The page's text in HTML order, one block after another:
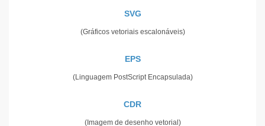
SVG
(Gráficos vetoriais escalonáveis)
EPS
(Linguagem PostScript Encapsulada)
CDR
(Imagem de desenho vetorial)